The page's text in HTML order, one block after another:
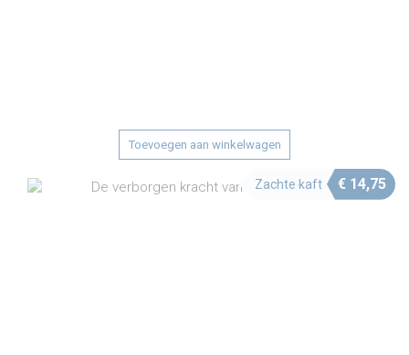
Toevoegen aan winkelwagen
Zachte kaft € 14,75